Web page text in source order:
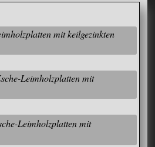
mit keilgezinkten
Leimholzplatten mit
Leimholzplatten mit